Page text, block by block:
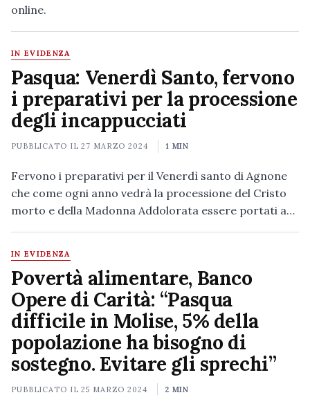
online.
IN EVIDENZA
Pasqua: Venerdì Santo, fervono
i preparativi per la processione
degli incappucciati
PUBBLICATO IL27 MARZO 2024 1 MIN
Fervono i preparativi per il Venerdì santo di Agnone
che come ogni anno vedrà la processione del Cristo
morto e della Madonna Addolorata essere portati a…
IN EVIDENZA
Povertà alimentare, Banco
Opere di Carità: “Pasqua
difficile in Molise, 5% della
popolazione ha bisogno di
sostegno. Evitare gli sprechi”
PUBBLICATO IL25 MARZO 2024 2 MIN